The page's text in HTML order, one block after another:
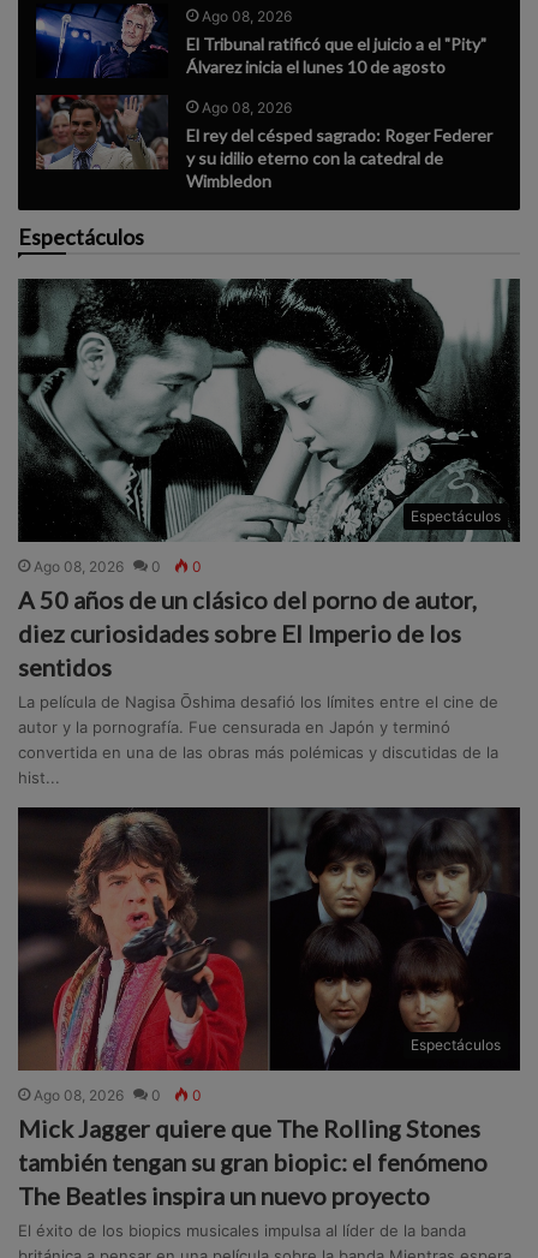
Ago 08, 2026
El Tribunal ratificó que el juicio a el "Pity"
Álvarez inicia el lunes 10 de agosto
Ago 08, 2026
El rey del césped sagrado: Roger Federer
y su idilio eterno con la catedral de
Wimbledon
Espectáculos
Espectáculos
Ago 08, 2026 0 0
A 50 años de un clásico del porno de autor,
diez curiosidades sobre El Imperio de los
sentidos
La película de Nagisa Ōshima desafió los límites entre el cine de
autor y la pornografía. Fue censurada en Japón y terminó
convertida en una de las obras más polémicas y discutidas de la
hist...
Espectáculos
Ago 08, 2026 0 0
Mick Jagger quiere que The Rolling Stones
también tengan su gran biopic: el fenómeno
The Beatles inspira un nuevo proyecto
El éxito de los biopics musicales impulsa al líder de la banda